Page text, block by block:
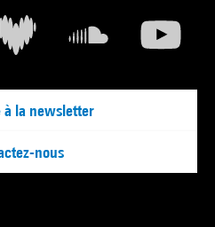
la newsletter
nous